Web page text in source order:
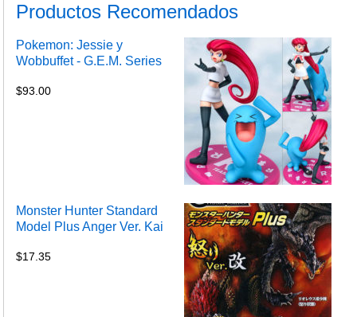
Productos Recomendados
Pokemon: Jessie y
Wobbuffet - G.E.M. Series
$93.00
Monster Hunter Standard
Model Plus Anger Ver. Kai
$17.35